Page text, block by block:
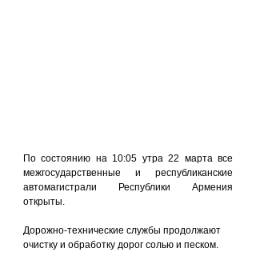
По состоянию на 10:05 утра 22 марта все
межгосударственные и республиканские
автомагистрали Республики Армения
открыты.
Дорожно-технические службы продолжают
очистку и обработку дорог солью и песком.